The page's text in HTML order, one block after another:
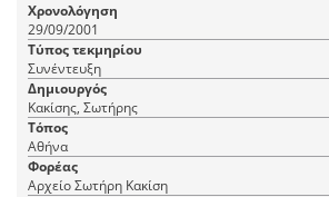
Χρονολόγηση
29/09/2001
Τύπος τεκμηρίου
Συνέντευξη
Δημιουργός
Κακίσης, Σωτήρης
Τόπος
Αθήνα
Φορέας
Αρχείο Σωτήρη Κακίση